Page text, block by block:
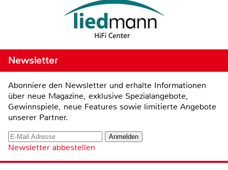
Newsletter
Abonniere den Newsletter und erhalte Informationen
über neue Magazine, exklusive Spezialangebote,
Gewinnspiele, neue Features sowie limitierte Angebote
unserer Partner.
Newsletter abbestellen